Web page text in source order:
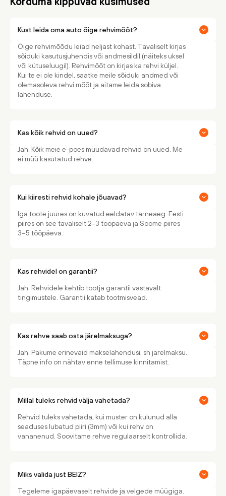
Kust leida oma auto õige rehvimõõt?
Õige rehvimõõdu leiad neljast kohast. Tavaliselt kirjas
sõiduki kasutusjuhendis või andmesildil (näiteks uksel
või kütuseluugil). Rehvimõõt on kirjas ka rehvi küljel.
Kui te ei ole kindel, saatke meile sõiduki andmed või
olemasoleva rehvi mõõt ja aitame leida sobiva
lahenduse.
Kas kõik rehvid on uued?
Jah. Kõik meie e-poes müüdavad rehvid on uued. Me
ei müü kasutatud rehve.
Kui kiiresti rehvid kohale jõuavad?
Iga toote juures on kuvatud eeldatav tarneaeg. Eesti
piires on see tavaliselt 2–3 tööpäeva ja Soome piires
3–5 tööpäeva.
Kas rehvidel on garantii?
Jah. Rehvidele kehtib tootja garantii vastavalt
tingimustele. Garantii katab tootmisvead.
Kas rehve saab osta järelmaksuga?
Jah. Pakume erinevaid makselahendusi, sh järelmaksu.
Täpne info on nähtav enne tellimuse kinnitamist.
Millal tuleks rehvid välja vahetada?
Rehvid tuleks vahetada, kui muster on kulunud alla
seaduses lubatud piiri (3mm) või kui rehv on
vananenud. Soovitame rehve regulaarselt kontrollida.
Miks valida just BEIZ?
Tegeleme igapäevaselt rehvide ja velgede müügiga.